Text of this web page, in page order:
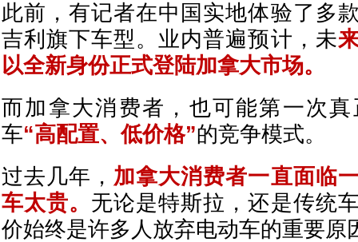
此前，有记者在中国实地体验了多
吉利旗下车型。业内普遍预计，未
以全新身份正式登陆加拿大市场。
而加拿大消费者，也可能第一次
车“高配置、低价格”的竞争模式。
过去几年， 加拿大消费者一直面临
车太贵。 无论是特斯拉，还是传统
价始终是许多人放弃电动车的重要原